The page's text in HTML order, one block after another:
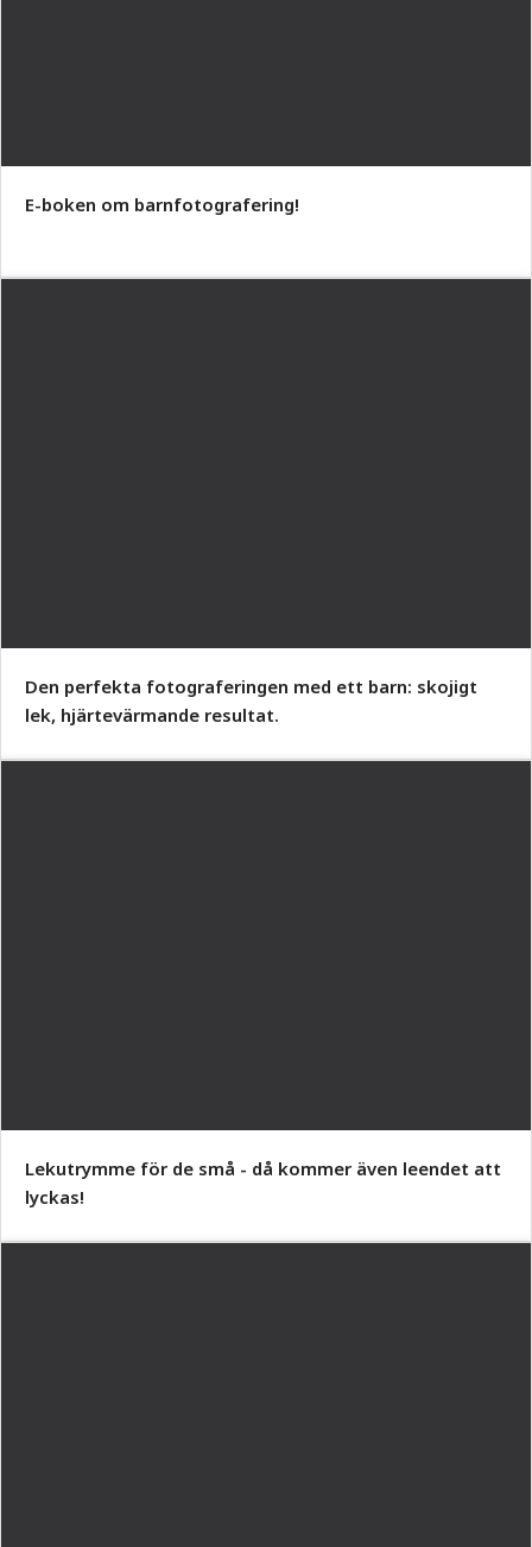
E-boken om barnfotografering!
Den perfekta fotograferingen med ett barn: skojigt
lek, hjärtevärmande resultat.
Lekutrymme för de små - då kommer även leendet att
lyckas!